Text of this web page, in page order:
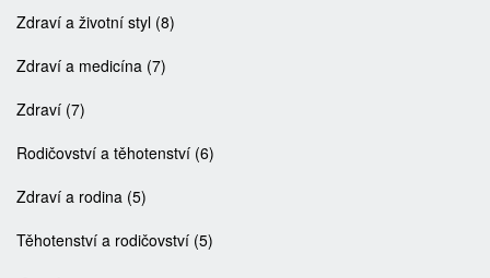
Zdraví a životní styl (8)
Zdraví a medicína (7)
Zdraví (7)
Rodičovství a těhotenství (6)
Zdraví a rodina (5)
Těhotenství a rodičovství (5)